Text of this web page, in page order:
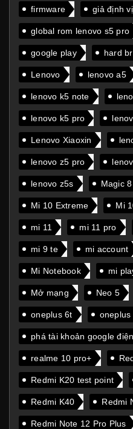
firmware giả định
global rom lenovo s5 pro
google play hard
Lenovo lenovo a5
lenovo k5 note
lenovo k5 pro
Lenovo Xiaoxin
lenovo z5 pro
lenovo z5s Magic
Mi 10 Extreme Mi
mi 11 mi 11 pro
mi 9 te mi account
Mi Notebook mi
Mở mạng Neo 5
oneplus 6t
phá tài khoản google
realme 10 pro+
Redmi K20 test point
Redmi K40 Redmi
Redmi Note 12 Pro Plus